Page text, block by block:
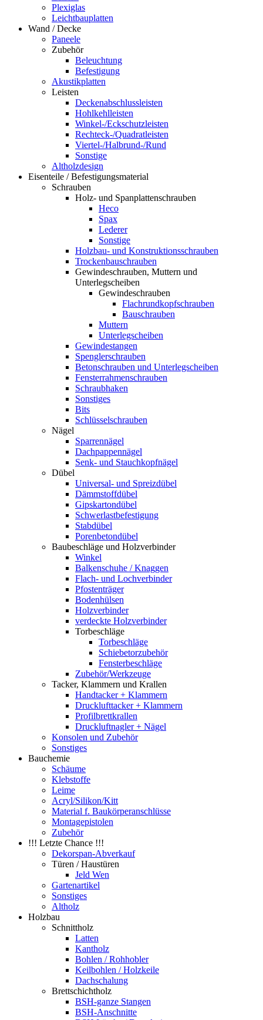
Plexiglas
Leichtbauplatten
Wand / Decke
Paneele
Zubehör
Beleuchtung
Befestigung
Akustikplatten
Leisten
Deckenabschlussleisten
Hohlkehlleisten
Winkel-/Eckschutzleisten
Rechteck-/Quadratleisten
Viertel-/Halbrund-/Rund
Sonstige
Altholzdesign
Eisenteile / Befestigungsmaterial
Schrauben
Holz- und Spanplattenschrauben
Heco
Spax
Lederer
Sonstige
Holzbau- und Konstruktionsschrauben
Trockenbauschrauben
Gewindeschrauben, Muttern und
Unterlegscheiben
Gewindeschrauben
Flachrundkopfschrauben
Bauschrauben
Muttern
Unterlegscheiben
Gewindestangen
Spenglerschrauben
Betonschrauben und Unterlegscheiben
Fensterrahmenschrauben
Schraubhaken
Sonstiges
Bits
Schlüsselschrauben
Nägel
Sparrennägel
Dachpappennägel
Senk- und Stauchkopfnägel
Dübel
Universal- und Spreizdübel
Dämmstoffdübel
Gipskartondübel
Schwerlastbefestigung
Stabdübel
Porenbetondübel
Baubeschläge und Holzverbinder
Winkel
Balkenschuhe / Knaggen
Flach- und Lochverbinder
Pfostenträger
Bodenhülsen
Holzverbinder
verdeckte Holzverbinder
Torbeschläge
Torbeschläge
Schiebetorzubehör
Fensterbeschläge
Zubehör/Werkzeuge
Tacker, Klammern und Krallen
Handtacker + Klammern
Drucklufttacker + Klammern
Profilbrettkrallen
Druckluftnagler + Nägel
Konsolen und Zubehör
Sonstiges
Bauchemie
Schäume
Klebstoffe
Leime
Acryl/Silikon/Kitt
Material f. Baukörperanschlüsse
Montagepistolen
Zubehör
!!! Letzte Chance !!!
Dekorspan-Abverkauf
Türen / Haustüren
Jeld Wen
Gartenartikel
Sonstiges
Altholz
Holzbau
Schnittholz
Latten
Kantholz
Bohlen / Rohhobler
Keilbohlen / Holzkeile
Dachschalung
Brettschichtholz
BSH-ganze Stangen
BSH-Anschnitte